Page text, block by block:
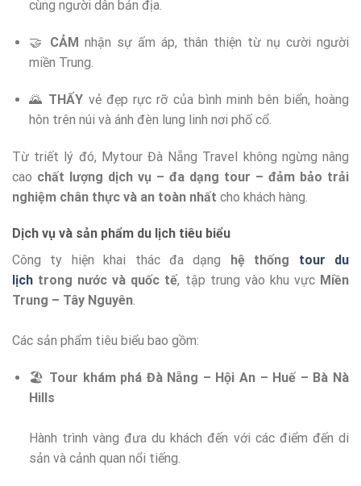
cùng người dân bản địa.
🤝 CẢM nhận sự ấm áp, thân thiện từ nụ cười người
miền Trung.
🌄 THẤY vẻ đẹp rực rỡ của bình minh bên biển, hoàng
hôn trên núi và ánh đèn lung linh nơi phố cổ.
Từ triết lý đó, Mytour Đà Nẵng Travel không ngừng nâng
cao chất lượng dịch vụ – đa dạng tour – đảm bảo trải
nghiệm chân thực và an toàn nhất cho khách hàng.
Dịch vụ và sản phẩm du lịch tiêu biểu
Công ty hiện khai thác đa dạng
hệ thống tour du
lịch trong nước và quốc tế, tập trung vào khu vực Miền
Trung – Tây Nguyên.
Các sản phẩm tiêu biểu bao gồm:
🏖️ Tour khám phá Đà Nẵng – Hội An – Huế – Bà Nà
Hills
Hành trình vàng đưa du khách đến với các điểm đến di
sản và cảnh quan nổi tiếng.